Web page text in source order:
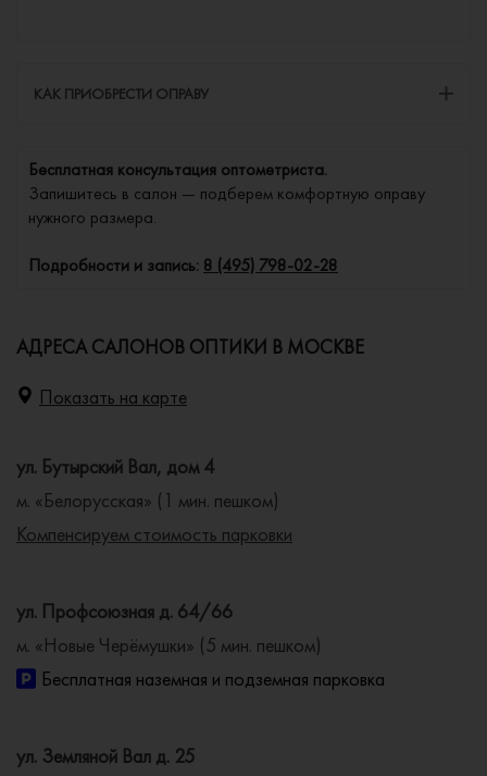
КАК ПРИОБРЕСТИ ОПРАВУ
Бесплатная консультация оптометриста.
Запишитесь в салон — подберем комфортную оправу
нужного размера.
Подробности и запись: 8 (495) 798-02-28
АДРЕСА САЛОНОВ ОПТИКИ В МОСКВЕ
Показать на карте
ул. Бутырский Вал, дом 4
м. «Белорусская» (1 мин. пешком)
Компенсируем стоимость парковки
ул. Профсоюзная д. 64/66
м. «Новые Черёмушки» (5 мин. пешком)
Бесплатная наземная и подземная парковка
ул. Земляной Вал д. 25